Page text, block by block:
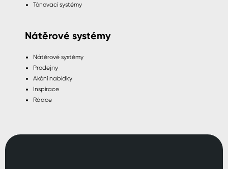
Tónovací systémy
Nátěrové systémy
Nátěrové systémy
Prodejny
Akční nabídky
Inspirace
Rádce